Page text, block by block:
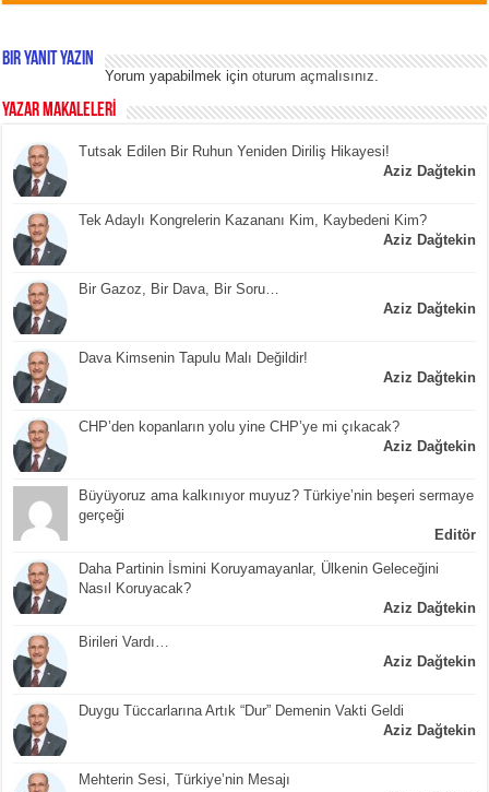
Bir yanıt yazın
Yorum yapabilmek içinoturum açmalısınız
YAZAR MAKALELERİ
Tutsak Edilen Bir Ruhun Yeniden Diriliş Hikayesi!
Aziz Dağtekin
Tek Adaylı Kongrelerin Kazananı Kim, Kaybedeni Kim?
Aziz Dağtekin
Bir Gazoz, Bir Dava, Bir Soru…
Aziz Dağtekin
Dava Kimsenin Tapulu Malı Değildir!
Aziz Dağtekin
CHP’den kopanların yolu yine CHP’ye mi çıkacak?
Aziz Dağtekin
Büyüyoruz ama kalkınıyor muyuz? Türkiye’nin beşeri sermaye
gerçeği
Editör
Daha Partinin İsmini Koruyamayanlar, Ülkenin Geleceğini
Nasıl Koruyacak?
Aziz Dağtekin
Birileri Vardı…
Aziz Dağtekin
Duygu Tüccarlarına Artık “Dur” Demenin Vakti Geldi
Aziz Dağtekin
Mehterin Sesi, Türkiye’nin Mesajı